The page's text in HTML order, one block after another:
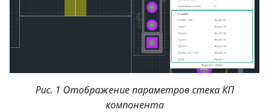
Рис. 1 Отображение параметров стека КП
компонента